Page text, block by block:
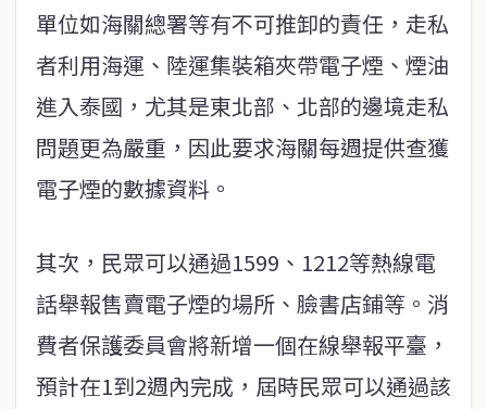
單位如海關總署等有不可推卸的責任，走私
者利用海運、陸運集裝箱夾帶電子煙、煙油
進入泰國，尤其是東北部、北部的邊境走私
問題更為嚴重，因此要求海關每週提供查獲
電子煙的數據資料。
其次，民眾可以通過1599、1212等熱線電
話舉報售賣電子煙的場所、臉書店鋪等。消
費者保護委員會將新增一個在線舉報平臺，
預計在1到2週內完成，屆時民眾可以通過該